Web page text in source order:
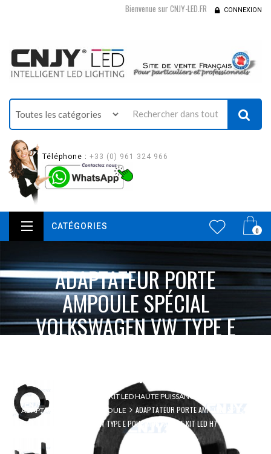
Bienvenue sur CNJY-LED.FR CONNEXION
Téléphone : +33 (0) 961 324 966
0
CATÉGORIES
ADAPTATEUR PORTE
AMPOULE SPÉCIAL
VOLKSWAGEN VW TYPE E
H7
KIT LED HAUTE PUISSANCE
ADAPTATEUR PORTE AMPOULE
ADAPTATEUR PORTE AMPOULE SPÉCIAL
VOLKSWAGEN VW TYPE E POUR MONTAGE DE KIT LED H7